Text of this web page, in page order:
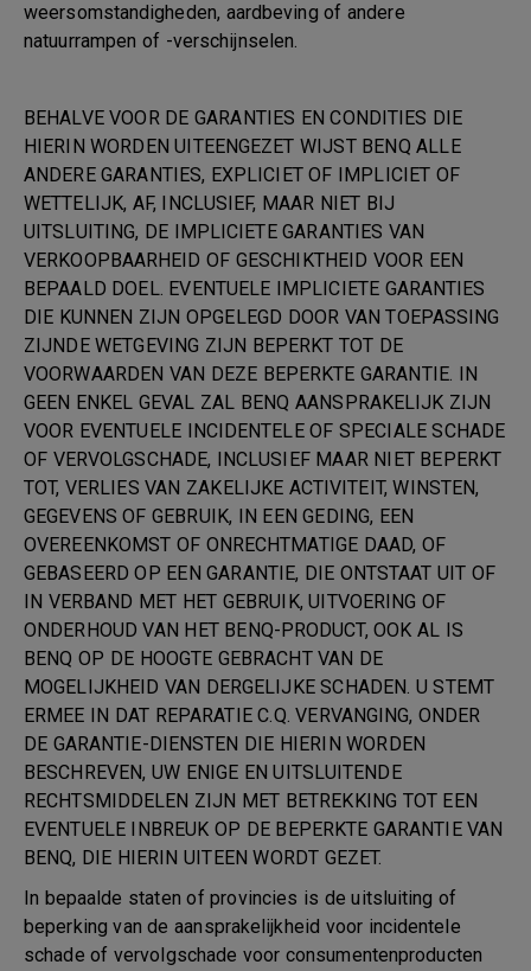
weersomstandigheden, aardbeving of andere
natuurrampen of -verschijnselen.
BEHALVE VOOR DE GARANTIES EN CONDITIES DIE
HIERIN WORDEN UITEENGEZET WIJST BENQ ALLE
ANDERE GARANTIES, EXPLICIET OF IMPLICIET OF
WETTELIJK, AF, INCLUSIEF, MAAR NIET BIJ
UITSLUITING, DE IMPLICIETE GARANTIES VAN
VERKOOPBAARHEID OF GESCHIKTHEID VOOR EEN
BEPAALD DOEL. EVENTUELE IMPLICIETE GARANTIES
DIE KUNNEN ZIJN OPGELEGD DOOR VAN TOEPASSING
ZIJNDE WETGEVING ZIJN BEPERKT TOT DE
VOORWAARDEN VAN DEZE BEPERKTE GARANTIE. IN
GEEN ENKEL GEVAL ZAL BENQ AANSPRAKELIJK ZIJN
VOOR EVENTUELE INCIDENTELE OF SPECIALE SCHADE
OF VERVOLGSCHADE, INCLUSIEF MAAR NIET BEPERKT
TOT, VERLIES VAN ZAKELIJKE ACTIVITEIT, WINSTEN,
GEGEVENS OF GEBRUIK, IN EEN GEDING, EEN
OVEREENKOMST OF ONRECHTMATIGE DAAD, OF
GEBASEERD OP EEN GARANTIE, DIE ONTSTAAT UIT OF
IN VERBAND MET HET GEBRUIK, UITVOERING OF
ONDERHOUD VAN HET BENQ-PRODUCT, OOK AL IS
BENQ OP DE HOOGTE GEBRACHT VAN DE
MOGELIJKHEID VAN DERGELIJKE SCHADEN. U STEMT
ERMEE IN DAT REPARATIE C.Q. VERVANGING, ONDER
DE GARANTIE-DIENSTEN DIE HIERIN WORDEN
BESCHREVEN, UW ENIGE EN UITSLUITENDE
RECHTSMIDDELEN ZIJN MET BETREKKING TOT EEN
EVENTUELE INBREUK OP DE BEPERKTE GARANTIE VAN
BENQ, DIE HIERIN UITEEN WORDT GEZET.
In bepaalde staten of provincies is de uitsluiting of
beperking van de aansprakelijkheid voor incidentele
schade of vervolgschade voor consumentenproducten